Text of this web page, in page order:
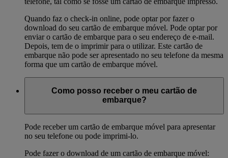
Quando faz o check-in online, pode optar por fazer o
download do seu cartão de embarque móvel. Pode optar por
enviar o cartão de embarque para o seu endereço de e-mail.
Depois, tem de o imprimir para o utilizar. Este cartão de
embarque não pode ser apresentado no seu telefone da mesma
forma que um cartão de embarque móvel.
Como posso receber o meu cartão de
embarque?
Pode receber um cartão de embarque móvel para apresentar
no seu telefone ou pode imprimi-lo.
Pode fazer o download de um cartão de embarque móvel: